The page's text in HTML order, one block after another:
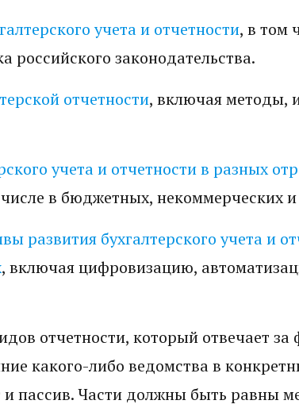
учета и отчетности, в том
российского законодательства.
отчетности, включая методы,
учета и отчетности в разных
в бюджетных, некоммерческих
развития бухгалтерского учета и
, включая цифровизацию,
отчетности, который отвечает
какого-либо ведомства в
и пассив. Части должны быть равны